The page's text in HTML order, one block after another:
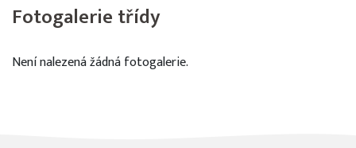
Fotogalerie třídy
Není nalezená žádná fotogalerie.